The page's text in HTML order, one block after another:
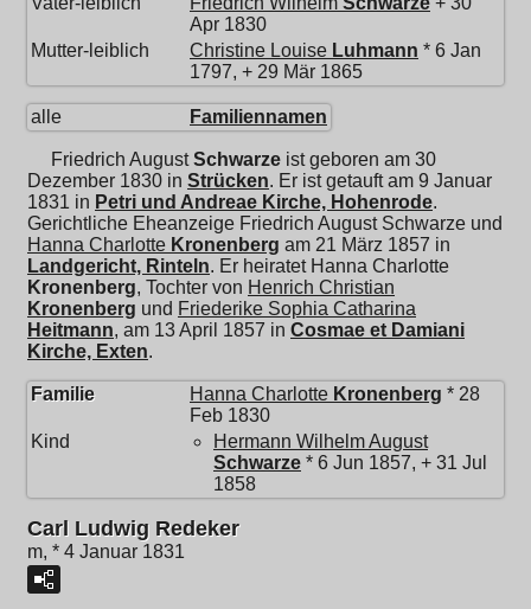
Apr 1830
Mutter-leiblich
Christine Louise Luhmann * 6 Jan
1797, + 29 Mär 1865
alle Familiennamen
Friedrich August Schwarze ist geboren am 30
Dezember 1830 in Strücken. Er ist getauft am 9 Januar
1831 in Petri und Andreae Kirche, Hohenrode.
Gerichtliche Eheanzeige Friedrich August Schwarze und
Hanna Charlotte Kronenberg am 21 März 1857 in
Landgericht, Rinteln. Er heiratet Hanna Charlotte
Kronenberg, Tochter von Henrich Christian
Kronenberg und Friederike Sophia Catharina
Heitmann, am 13 April 1857 in Cosmae et Damiani
Kirche, Exten.
Familie Hanna Charlotte Kronenberg * 28
Feb 1830
Kind
Hermann Wilhelm August
Schwarze * 6 Jun 1857, + 31 Jul
1858
Carl Ludwig Redeker
m, * 4 Januar 1831